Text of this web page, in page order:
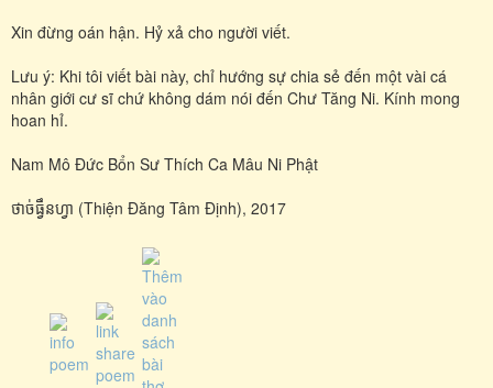
Xin đừng oán hận. Hỷ xả cho người viết.
Lưu ý: Khi tôi viết bài này, chỉ hướng sự chia sẻ đến một vài cá
nhân giới cư sĩ chứ không dám nói đến Chư Tăng Ni. Kính mong
hoan hỉ.
Nam Mô Đức Bổn Sư Thích Ca Mâu Ni Phật
ថាច់ធ្វឹនហ្វា (Thiện Đăng Tâm Định), 2017